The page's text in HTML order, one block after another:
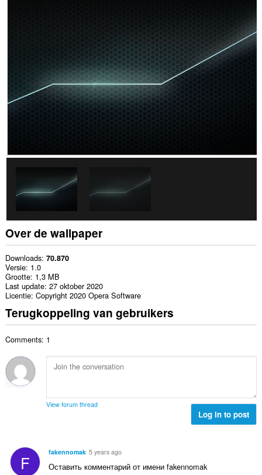
Over de wallpaper
Downloads 70.870
Versie 1.0
Grootte 1,3 MB
Last update 27 oktober 2020
Licentie Copyright 2020 Opera Software
Terugkoppeling van gebruikers
Comments: 1
View forum thread
Log in to post
F fakennomak 5 years ago
Оставить комментарий от имени fakennomak